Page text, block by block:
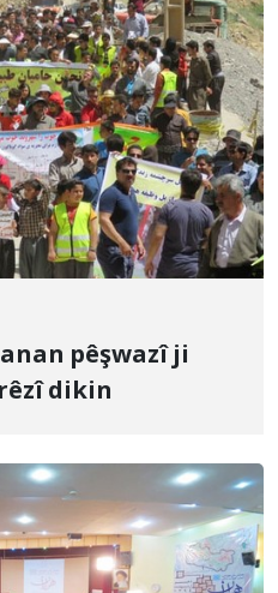
pêşwazî ji
dikin